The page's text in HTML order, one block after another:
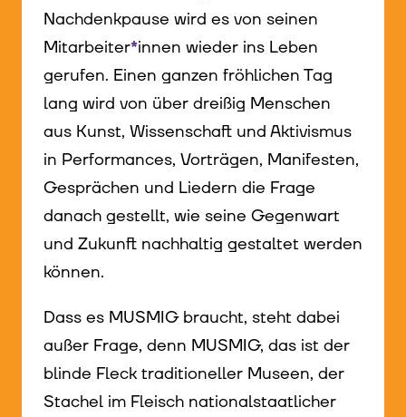
Nachdenkpause wird es von seinen
Mitarbeiter*innen Innen
wieder ins Leben
gerufen. Einen ganzen fröhlichen Tag
lang wird von über dreißig Menschen
aus Kunst, Wissenschaft und Aktivismus
in Performances, Vorträgen, Manifesten,
Gesprächen und Liedern die Frage
danach gestellt, wie seine Gegenwart
und Zukunft nachhaltig gestaltet werden
können.
Dass es MUSMIG braucht, steht dabei
außer Frage, denn MUSMIG, das ist der
blinde Fleck traditioneller Museen, der
Stachel im Fleisch nationalstaatlicher